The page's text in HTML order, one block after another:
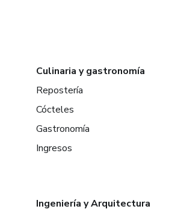
Culinaria y gastronomía
Repostería
Cócteles
Gastronomía
Ingresos
Ingeniería y Arquitectura